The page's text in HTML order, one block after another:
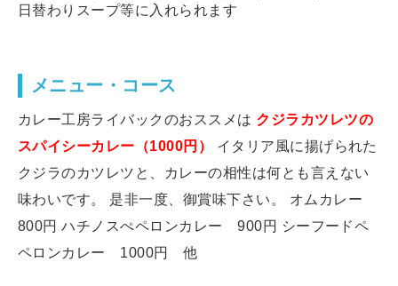
日替わりスープ等に入れられます
メニュー・コース
カレー工房ライバックのおススメは クジラカツレツの
スパイシーカレー（1000円） イタリア風に揚げられた
クジラのカツレツと、カレーの相性は何とも言えない
味わいです。 是非一度、御賞味下さい。 オムカレー
800円 ハチノスぺペロンカレー 900円 シーフードペ
ペロンカレー 1000円 他